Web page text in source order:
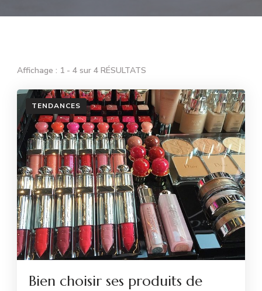
Affichage : 1 - 4 sur 4 RÉSULTATS
TENDANCES
Bien choisir ses produits de